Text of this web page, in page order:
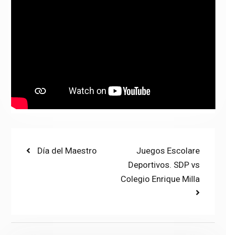
PostPrevious
Día del Maestro
Next
post:
Juegos Escolare
Deportivos. SDP vs
Colegio Enrique Milla